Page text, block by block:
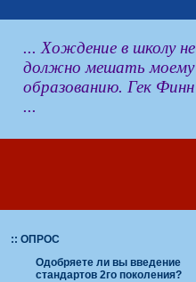
... Хождение в школу не
должно мешать моему
образованию. Гек Финн
...
:: ОПРОС
Одобряете ли вы введение
стандартов 2го поколения?